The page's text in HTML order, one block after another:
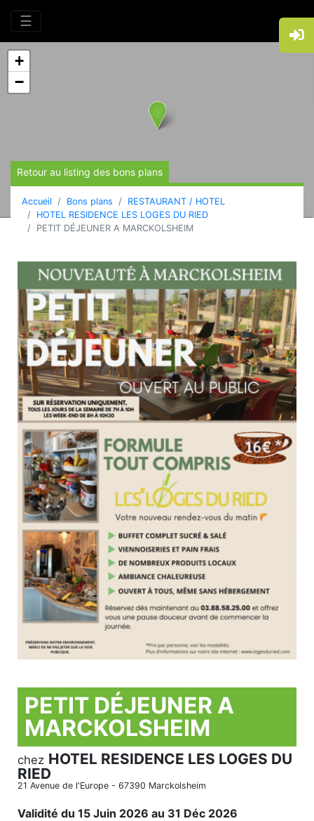
☰
+
−
Retour au listing des bons plans
Accueil Bons plans
RESTAURANT / HOTEL
HOTEL RESIDENCE LES LOGES DU RIED
PETIT DÉJEUNER A MARCKOLSHEIM
PETIT DÉJEUNER A
MARCKOLSHEIM
chez HOTEL RESIDENCE LES LOGES DU
RIED
21 Avenue de l'Europe - 67390 Marckolsheim
Validité du 15 Juin 2026 au 31 Déc 2026